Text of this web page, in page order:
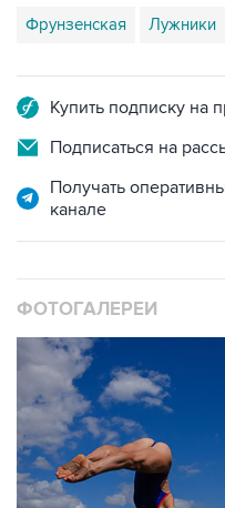
Фрунзенская Лужники
Купить подписку на
Подписаться на
Получать
канале
ФОТОГАЛЕРЕИ